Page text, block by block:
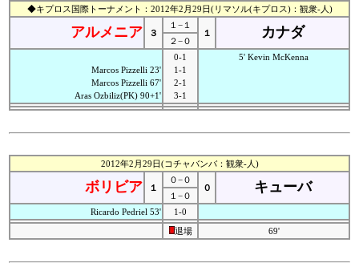
◆キプロス国際トーナメント：2012年2月29日(リマソル(キプロス)：観衆-人)
アルメニア ３
１−１
１
カナダ
２−０
Marcos Pizzelli 23'
Marcos Pizzelli 67'
Aras Ozbiliz(PK) 90+1'
0-1
1-1
2-1
3-1
5' Kevin McKenna
2012年2月29日(コチャバンバ：観衆-人)
ボリビア １
０−０
０
キューバ
１−０
Ricardo Pedriel 53'
1-0
退場
69'